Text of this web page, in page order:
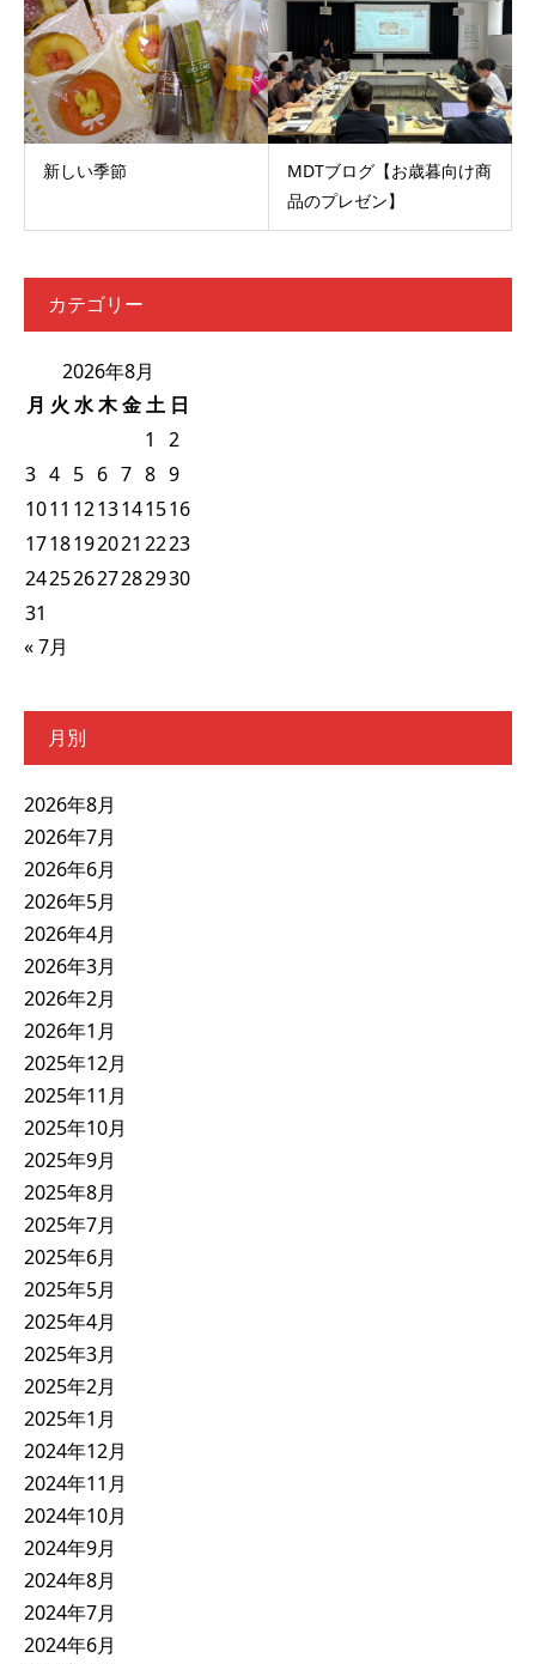
新しい季節
MDTブログ【お歳暮向け商
品のプレゼン】
カテゴリー
2026年8月
月 火 水木金土 日
1
2
3 4 5 6 7 8 9
1011 1213141516
1718192021 2223
24252627282930
31
« 7月
月別
2026年8月
2026年7月
2026年6月
2026年5月
2026年4月
2026年3月
2026年2月
2026年1月
2025年12月
2025年11月
2025年10月
2025年9月
2025年8月
2025年7月
2025年6月
2025年5月
2025年4月
2025年3月
2025年2月
2025年1月
2024年12月
2024年11月
2024年10月
2024年9月
2024年8月
2024年7月
2024年6月